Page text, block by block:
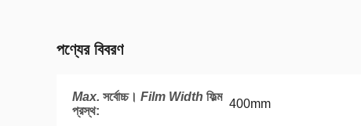
পণ্যের বিবরণ
Max. সর্বোচ্চ। Film Width ফিল্ম
প্রস্থ:
400mm